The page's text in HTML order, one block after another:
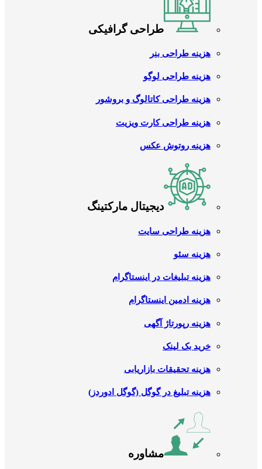
طراحی گرافیکی
هزینه طراحی بنر
هزینه طراحی لوگو
هزینه طراحی کاتالوگ و بروشور
هزینه طراحی کارت ویزیت
هزینه روتوش عکس
دیجیتال مارکتینگ
هزینه طراحی سایت
هزینه سئو
هزینه تبلیغات در اینستاگرام
هزینه ادمین اینستاگرام
هزینه رپورتاژ آگهی
خرید بک لینک
هزینه تحقیقات بازاریابی
هزینه تبلیغ در گوگل (گوگل ادوردز)
مشاوره